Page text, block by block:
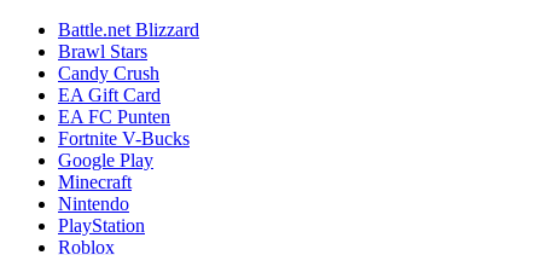
Battle.net Blizzard
Brawl Stars
Candy Crush
EA Gift Card
EA FC Punten
Fortnite V-Bucks
Google Play
Minecraft
Nintendo
PlayStation
Roblox